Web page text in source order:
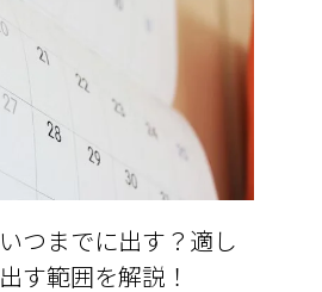
つまでに出す？適し
す範囲を解説！